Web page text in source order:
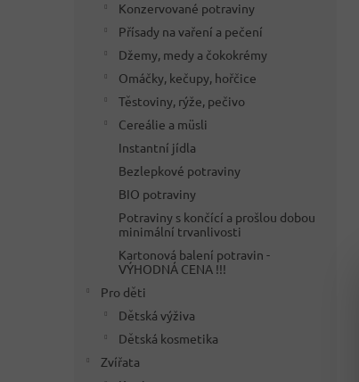
Konzervované potraviny
Přísady na vaření a pečení
Džemy, medy a čokokrémy
Omáčky, kečupy, hořčice
Těstoviny, rýže, pečivo
Cereálie a müsli
Instantní jídla
Bezlepkové potraviny
BIO potraviny
Potraviny s končící a prošlou dobou
minimální trvanlivosti
Kartonová balení potravin -
VÝHODNÁ CENA !!!
Pro děti
Dětská výživa
Dětská kosmetika
Zvířata